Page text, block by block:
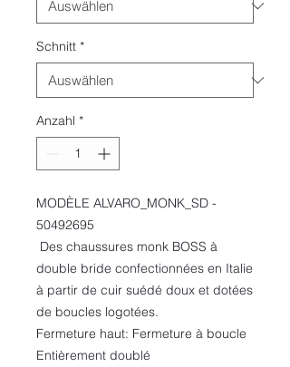
Schnitt *
Anzahl *
MODÈLE ALVARO_MONK_SD -
50492695
Des chaussures monk BOSS à
double bride confectionnées en Italie
à partir de cuir suédé doux et dotées
de boucles logotées.
Fermeture haut: Fermeture à boucle
Entièrement doublé